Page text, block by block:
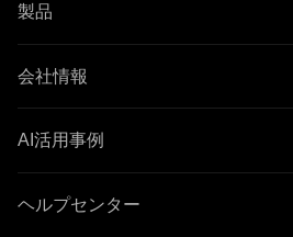
製品
会社情報
AI活用事例
ヘルプセンター